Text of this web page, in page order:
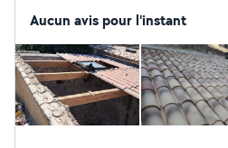
Aucun avis pour l'instant